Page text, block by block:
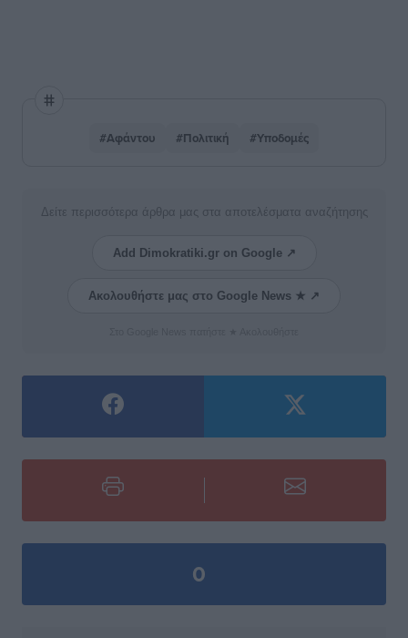
#Αφάντου #Πολιτική #Υποδομές
Δείτε περισσότερα άρθρα μας στα αποτελέσματα αναζήτησης
Add Dimokratiki.gr on Google ↗
Ακολουθήστε μας στο Google News ★ ↗
0